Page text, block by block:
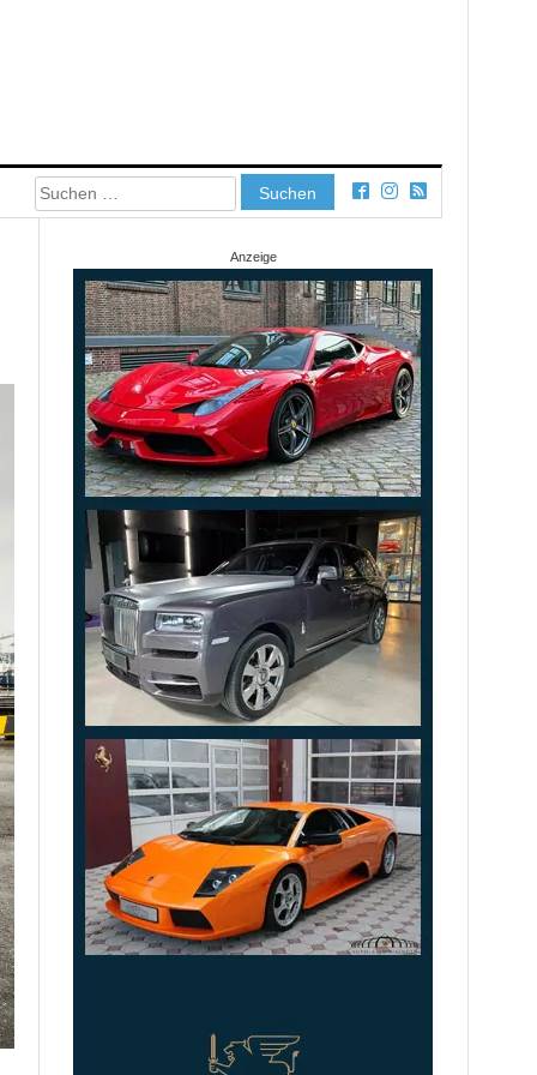
Suchen
nach:
Anzeige